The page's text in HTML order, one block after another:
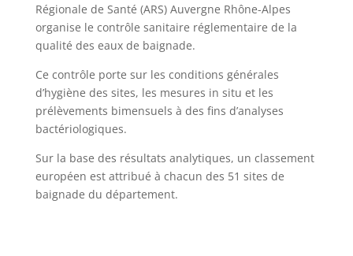
Régionale de Santé (ARS) Auvergne Rhône-Alpes
organise le contrôle sanitaire réglementaire de la
qualité des eaux de baignade.
Ce contrôle porte sur les conditions générales
d’hygiène des sites, les mesures in situ et les
prélèvements bimensuels à des fins d’analyses
bactériologiques.
Sur la base des résultats analytiques, un classement
européen est attribué à chacun des 51 sites de
baignade du département.